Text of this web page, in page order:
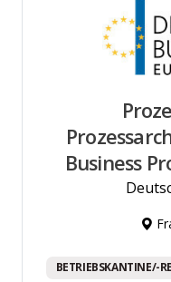
Business
BETRIEBSKANTINE/-